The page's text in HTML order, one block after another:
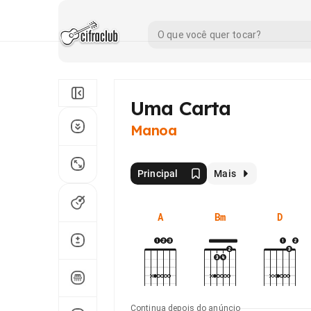
Uma Carta
Manoa
Principal Mais
A Bm D
Continua depois do anúncio